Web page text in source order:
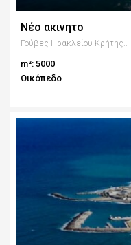
Νέο ακινητο
Γούβες Ηρακλείου Κρήτης..
m²: 5000
Οικόπεδο